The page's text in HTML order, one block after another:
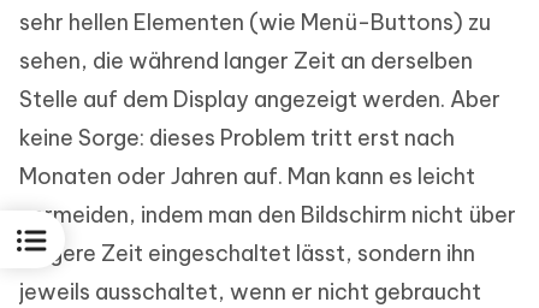
sehr hellen Elementen (wie Menü-Buttons) zu
sehen, die während langer Zeit an derselben
Stelle auf dem Display angezeigt werden. Aber
keine Sorge: dieses Problem tritt erst nach
Monaten oder Jahren auf. Man kann es leicht
vermeiden, indem man den Bildschirm nicht über
längere Zeit eingeschaltet lässt, sondern ihn
jeweils ausschaltet, wenn er nicht gebraucht